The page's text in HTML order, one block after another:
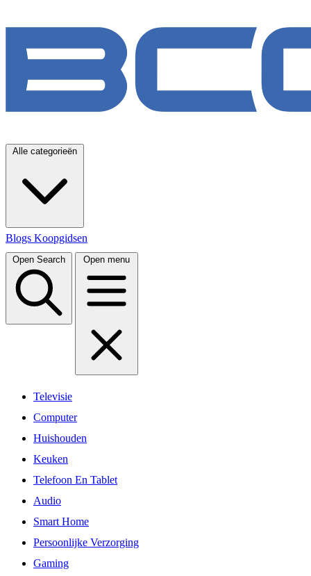
Alle categorieën
Blogs Koopgidsen
Open Search Open menu
Televisie
Computer
Huishouden
Keuken
Telefoon En Tablet
Audio
Smart Home
Persoonlijke Verzorging
Gaming